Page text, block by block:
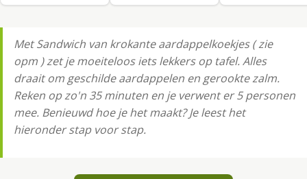
Met Sandwich van krokante aardappelkoekjes ( zie
opm ) zet je moeiteloos iets lekkers op tafel. Alles
draait om geschilde aardappelen en gerookte zalm.
Reken op zo'n 35 minuten en je verwent er 5 personen
mee. Benieuwd hoe je het maakt? Je leest het
hieronder stap voor stap.